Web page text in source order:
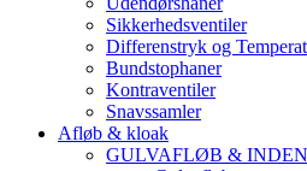
Sikkerhedsventiler
Differenstryk og
Bundstophaner
Kontraventiler
Snavssamler
Afløb & kloak
GULVAFLØB &